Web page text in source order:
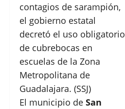
contagios de sarampión,
el gobierno estatal
decretó el uso obligatorio
de cubrebocas en
escuelas de la Zona
Metropolitana de
Guadalajara. (SSJ)
El municipio de San